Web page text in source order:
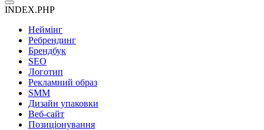
INDEX.PHP
Неймінг
Ребрендинг
Брендбук
SEO
Логотип
Рекламний образ
SMM
Дизайн упаковки
Веб-сайт
Позиціонування